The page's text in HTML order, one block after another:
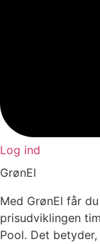
Log ind
GrønEl
Med GrønEl får
prisudviklingen
Pool. Det